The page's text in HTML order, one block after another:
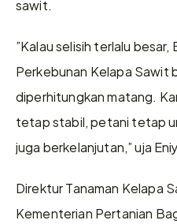
sawit.
”Kalau selisih terlalu
Perkebunan Kelapa Sawit
diperhitungkan matang.
tetap stabil, petani tetap
juga berkelanjutan,” uja
Direktur Tanaman Kelapa
Kementerian Pertanian